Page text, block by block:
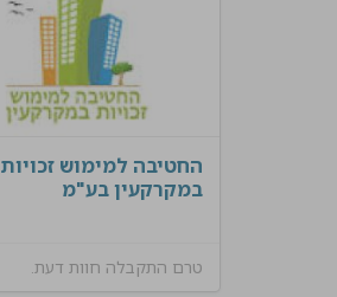
החטיבה למימוש זכויות
במקרקעין בע"מ
טרם התקבלה חוות דעת.